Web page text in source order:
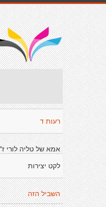
רעות ד
אמא של טליה לורי
לקט יצירות
השביל הזה